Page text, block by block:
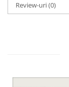
Review-uri(0)